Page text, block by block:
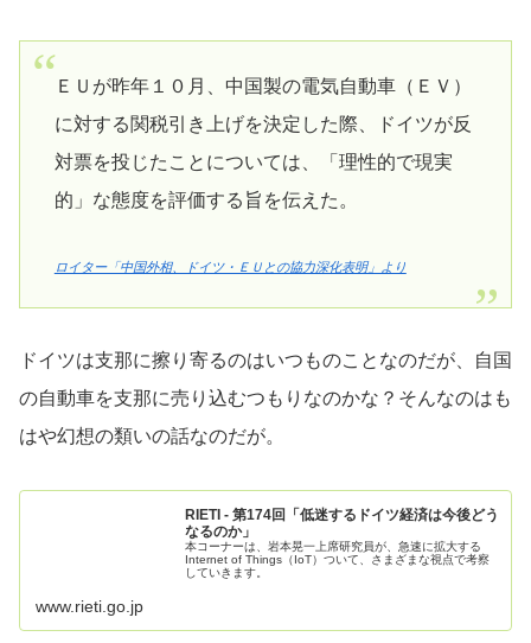
ＥＵが昨年１０月、中国製の電気自動車（ＥＶ）
に対する関税引き上げを決定した際、ドイツが反
対票を投じたことについては、「理性的で現実
的」な態度を評価する旨を伝えた。
ロイター「中国外相、ドイツ・ＥＵとの協力深化表明」より
ドイツは支那に擦り寄るのはいつものことなのだが、自国
の自動車を支那に売り込むつもりなのかな？そんなのはも
はや幻想の類いの話なのだが。
RIETI - 第174回「低迷するドイツ経済は今後どう
なるのか」
本コーナーは、岩本晃一上席研究員が、急速に拡大する
Internet of Things（IoT）ついて、さまざまな視点で考察
していきます。
www.rieti.go.jp